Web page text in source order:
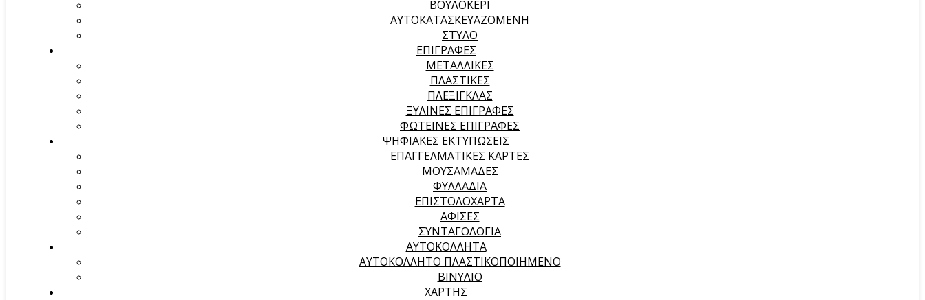
ΒΟΥΛΟΚΕΡΙ
ΑΥΤΟΚΑΤΑΣΚΕΥΑΖΟΜΕΝΗ
ΣΤΥΛΟ
ΕΠΙΓΡΑΦΕΣ
ΜΕΤΑΛΛΙΚΕΣ
ΠΛΑΣΤΙΚΕΣ
ΠΛΕΞΙΓΚΛΑΣ
ΞΥΛΙΝΕΣ ΕΠΙΓΡΑΦΕΣ
ΦΩΤΕΙΝΕΣ ΕΠΙΓΡΑΦΕΣ
ΨΗΦΙΑΚΕΣ ΕΚΤΥΠΩΣΕΙΣ
ΕΠΑΓΓΕΛΜΑΤΙΚΕΣ ΚΑΡΤΕΣ
ΜΟΥΣΑΜΑΔΕΣ
ΦΥΛΛΑΔΙΑ
ΕΠΙΣΤΟΛΟΧΑΡΤΑ
ΑΦΙΣΕΣ
ΣΥΝΤΑΓΟΛΟΓΙΑ
ΑΥΤΟΚΟΛΛΗΤΑ
ΑΥΤΟΚΟΛΛΗΤΟ ΠΛΑΣΤΙΚΟΠΟΙΗΜΕΝΟ
ΒΙΝΥΛΙΟ
ΧΑΡΤΗΣ